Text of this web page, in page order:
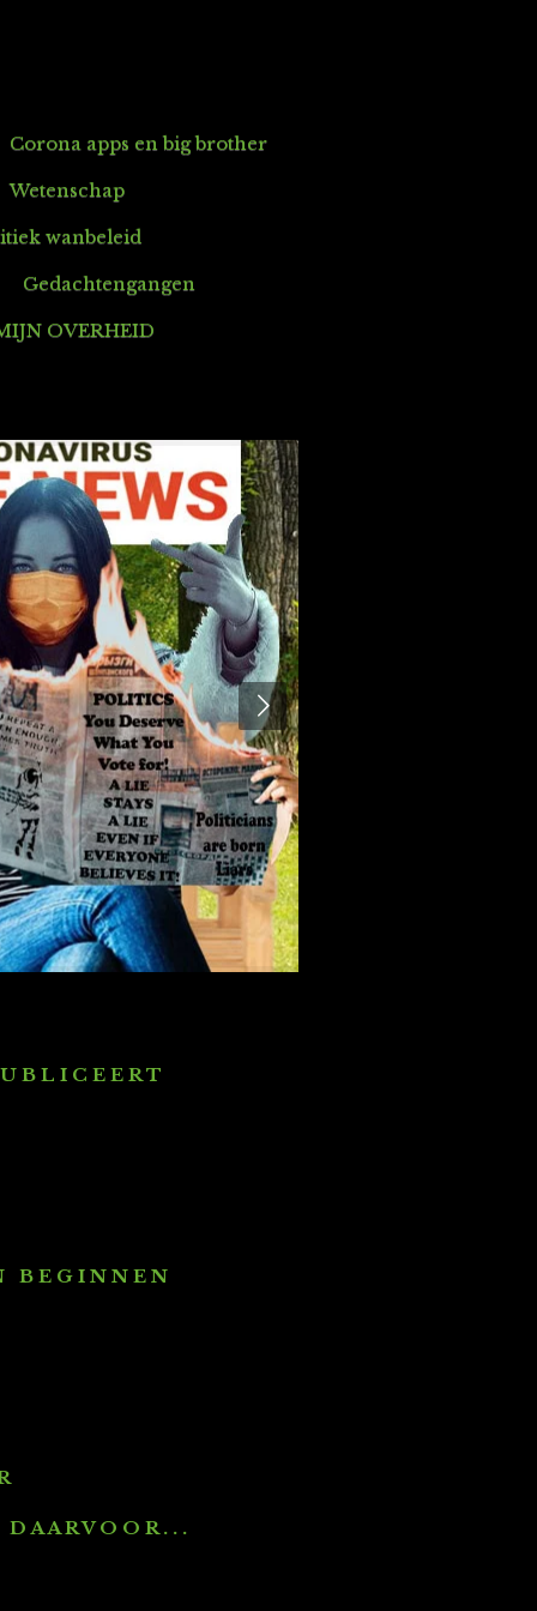
Corona apps en big brother
Wetenschap
wanbeleid
Gedachtengangen
OVERHEID
B L I C E E R T
B E G I N N E N
A R V O O R . . .